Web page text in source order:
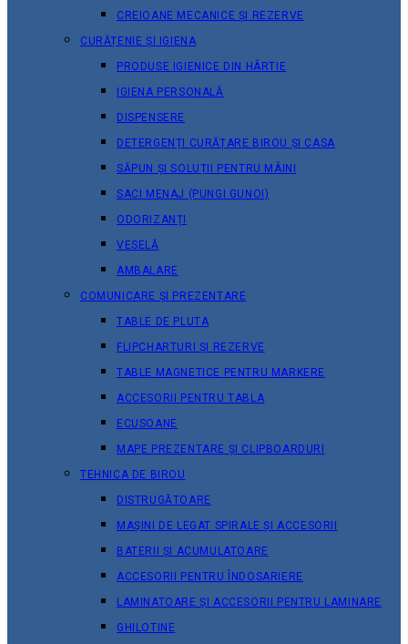
CREIOANE MECANICE ȘI REZERVE
CURĂȚENIE ȘI IGIENA
PRODUSE IGIENICE DIN HÂRTIE
IGIENA PERSONALĂ
DISPENSERE
DETERGENȚI CURĂȚARE BIROU ȘI CASA
SĂPUN ȘI SOLUȚII PENTRU MÂINI
SACI MENAJ (PUNGI GUNOI)
ODORIZANȚI
VESELĂ
AMBALARE
COMUNICARE ȘI PREZENTARE
TABLE DE PLUTA
FLIPCHARTURI ȘI REZERVE
TABLE MAGNETICE PENTRU MARKERE
ACCESORII PENTRU TABLA
ECUSOANE
MAPE PREZENTARE ȘI CLIPBOARDURI
TEHNICA DE BIROU
DISTRUGĂTOARE
MAȘINI DE LEGAT SPIRALE ȘI ACCESORII
BATERII ȘI ACUMULATOARE
ACCESORII PENTRU ÎNDOSARIERE
LAMINATOARE ȘI ACCESORII PENTRU LAMINARE
GHILOTINE